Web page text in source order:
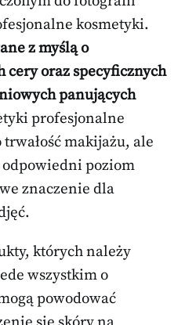
kosmetyki.
z myślą o
cery oraz specyficznych
panujących
profesjonalne
makijażu, ale
poziom
znaczenie dla
których należy
wszystkim o
powodować